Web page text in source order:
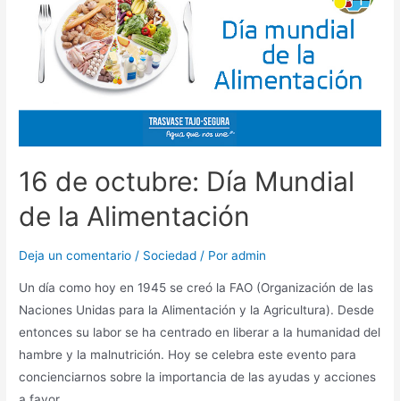
16 de octubre: Día Mundial
de la Alimentación
Deja un comentario / Sociedad / Poradmin
Un día como hoy en 1945 se creó la FAO (Organización de las
Naciones Unidas para la Alimentación y la Agricultura). Desde
entonces su labor se ha centrado en liberar a la humanidad del
hambre y la malnutrición. Hoy se celebra este evento para
concienciarnos sobre la importancia de las ayudas y acciones